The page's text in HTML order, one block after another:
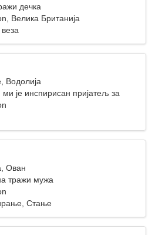
дечка
Велика Британија
Водолија
је инспирисан пријатељ за
Ован
тражи мужа
Стање